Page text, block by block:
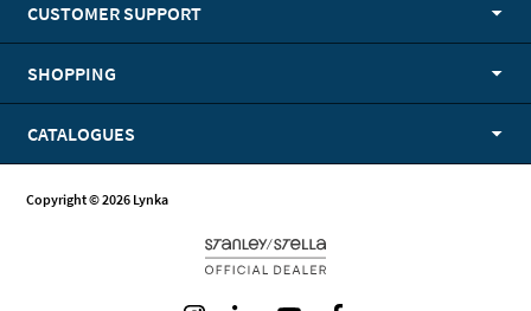
CUSTOMER SUPPORT
SHOPPING
CATALOGUES
Copyright © 2026 Lynka